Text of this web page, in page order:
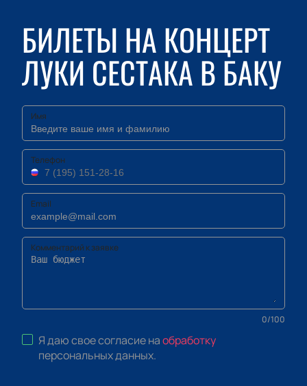
БИЛЕТЫ НА КОНЦЕРТ
ЛУКИ СЕСТАКА В БАКУ
Имя
Телефон
Email
Комментарий к заявке
0/100
Я даю свое согласие наобработку
персональных данных.